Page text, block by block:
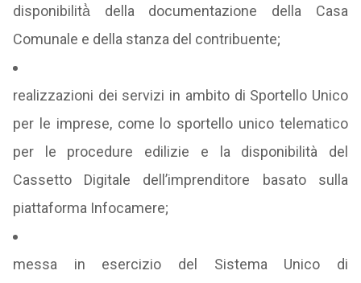
disponibilità̀ della documentazione della Casa
Comunale e della stanza del contribuente;
realizzazioni dei servizi in ambito di Sportello Unico
per le imprese, come lo sportello unico telematico
per le procedure edilizie e la disponibilità del
Cassetto Digitale dell’imprenditore basato sulla
piattaforma Infocamere;
messa in esercizio del Sistema Unico di